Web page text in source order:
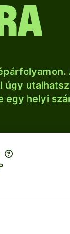
úgy
egy helyi